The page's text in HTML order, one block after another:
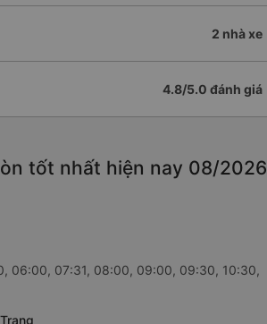
2 nhà xe
4.8/5.0 đánh giá
tốt nhất hiện nay 08/2026
06:00, 07:31, 08:00, 09:00, 09:30, 10:30,